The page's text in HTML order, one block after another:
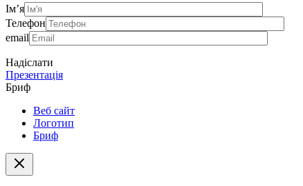
Ім’я
Телефон
email
Надіслати
Презентація
Бриф
Веб сайт
Логотип
Бриф